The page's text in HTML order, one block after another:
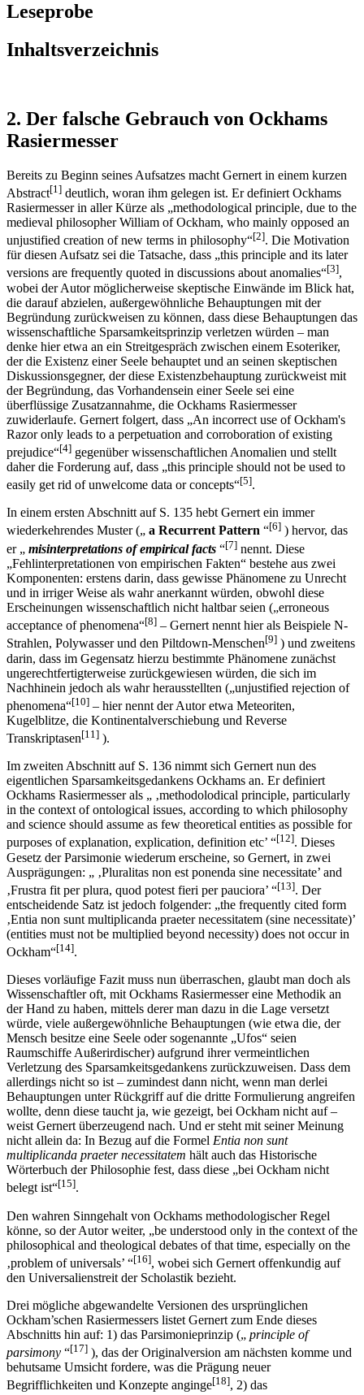
Leseprobe
Inhaltsverzeichnis
2. Der falsche Gebrauch von Ockhams
Rasiermesser
Bereits zu Beginn seines Aufsatzes macht Gernert in einem kurzen
Abstract[1] deutlich, woran ihm gelegen ist. Er definiert Ockhams
Rasiermesser in aller Kürze als „methodological principle, due to the
medieval philosopher William of Ockham, who mainly opposed an
unjustified creation of new terms in philosophy“[2]. Die Motivation
für diesen Aufsatz sei die Tatsache, dass „this principle and its later
versions are frequently quoted in discussions about anomalies“[3],
wobei der Autor möglicherweise skeptische Einwände im Blick hat,
die darauf abzielen, außergewöhnliche Behauptungen mit der
Begründung zurückweisen zu können, dass diese Behauptungen das
wissenschaftliche Sparsamkeitsprinzip verletzen würden – man
denke hier etwa an ein Streitgespräch zwischen einem Esoteriker,
der die Existenz einer Seele behauptet und an seinen skeptischen
Diskussionsgegner, der diese Existenzbehauptung zurückweist mit
der Begründung, das Vorhandensein einer Seele sei eine
überflüssige Zusatzannahme, die Ockhams Rasiermesser
zuwiderlaufe. Gernert folgert, dass „An incorrect use of Ockham's
Razor only leads to a perpetuation and corroboration of existing
prejudice“[4] gegenüber wissenschaftlichen Anomalien und stellt
daher die Forderung auf, dass „this principle should not be used to
easily get rid of unwelcome data or concepts“[5].
In einem ersten Abschnitt auf S. 135 hebt Gernert ein immer
wiederkehrendes Muster („ a Recurrent Pattern “[6] ) hervor, das
er „ misinterpretations of empirical facts “[7] nennt. Diese
„Fehlinterpretationen von empirischen Fakten“ bestehe aus zwei
Komponenten: erstens darin, dass gewisse Phänomene zu Unrecht
und in irriger Weise als wahr anerkannt würden, obwohl diese
Erscheinungen wissenschaftlich nicht haltbar seien („erroneous
acceptance of phenomena“[8] – Gernert nennt hier als Beispiele N-
Strahlen, Polywasser und den Piltdown-Menschen[9] ) und zweitens
darin, dass im Gegensatz hierzu bestimmte Phänomene zunächst
ungerechtfertigterweise zurückgewiesen würden, die sich im
Nachhinein jedoch als wahr herausstellten („unjustified rejection of
phenomena“[10] – hier nennt der Autor etwa Meteoriten,
Kugelblitze, die Kontinentalverschiebung und Reverse
Transkriptasen[11] ).
Im zweiten Abschnitt auf S. 136 nimmt sich Gernert nun des
eigentlichen Sparsamkeitsgedankens Ockhams an. Er definiert
Ockhams Rasiermesser als „ ‚methodolodical principle, particularly
in the context of ontological issues, according to which philosophy
and science should assume as few theoretical entities as possible for
purposes of explanation, explication, definition etc’ “[12]. Dieses
Gesetz der Parsimonie wiederum erscheine, so Gernert, in zwei
Ausprägungen: „ ‚Pluralitas non est ponenda sine necessitate’ and
‚Frustra fit per plura, quod potest fieri per pauciora’ “[13]. Der
entscheidende Satz ist jedoch folgender: „the frequently cited form
‚Entia non sunt multiplicanda praeter necessitatem (sine necessitate)’
(entities must not be multiplied beyond necessity) does not occur in
Ockham“[14].
Dieses vorläufige Fazit muss nun überraschen, glaubt man doch als
Wissenschaftler oft, mit Ockhams Rasiermesser eine Methodik an
der Hand zu haben, mittels derer man dazu in die Lage versetzt
würde, viele außergewöhnliche Behauptungen (wie etwa die, der
Mensch besitze eine Seele oder sogenannte „Ufos“ seien
Raumschiffe Außerirdischer) aufgrund ihrer vermeintlichen
Verletzung des Sparsamkeitsgedankens zurückzuweisen. Dass dem
allerdings nicht so ist – zumindest dann nicht, wenn man derlei
Behauptungen unter Rückgriff auf die dritte Formulierung angreifen
wollte, denn diese taucht ja, wie gezeigt, bei Ockham nicht auf –
weist Gernert überzeugend nach. Und er steht mit seiner Meinung
nicht allein da: In Bezug auf die Formel Entia non sunt
multiplicanda praeter necessitatem hält auch das Historische
Wörterbuch der Philosophie fest, dass diese „bei Ockham nicht
belegt ist“[15].
Den wahren Sinngehalt von Ockhams methodologischer Regel
könne, so der Autor weiter, „be understood only in the context of the
philosophical and theological debates of that time, especially on the
‚problem of universals’ “[16], wobei sich Gernert offenkundig auf
den Universalienstreit der Scholastik bezieht.
Drei mögliche abgewandelte Versionen des ursprünglichen
Ockham’schen Rasiermessers listet Gernert zum Ende dieses
Abschnitts hin auf: 1) das Parsimonieprinzip („ principle of
parsimony “[17] ), das der Originalversion am nächsten komme und
behutsame Umsicht fordere, was die Prägung neuer
Begrifflichkeiten und Konzepte anginge[18], 2) das